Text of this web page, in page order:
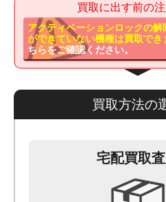
買取に出す前の
アクティベーションロックの
ができていない機種は買取でき
ちらをご確認ください。
買取方法の
宅配買取